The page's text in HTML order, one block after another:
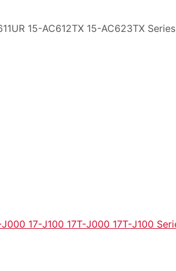
15-AC612TX 15-AC623TX Series